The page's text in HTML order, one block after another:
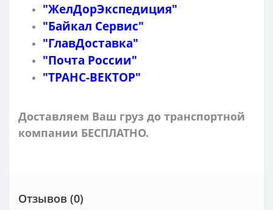
"ЖелДорЭкспедиция"
"Байкал Сервис"
"ГлавДоставка"
"Почта России"
"ТРАНС-ВЕКТОР"
Доставляем Ваш груз до транспортной
компании БЕСПЛАТНО.
Отзывов (0)